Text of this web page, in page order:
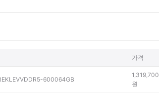
가격
600064GB
1,319,700
원